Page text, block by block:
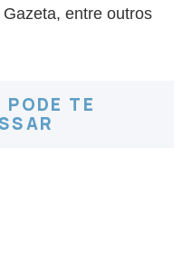
entre outros
PODE TE